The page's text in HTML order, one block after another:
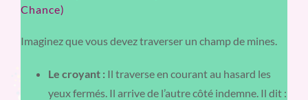
Chance)
Imaginez que vous devez traverser un champ de mines.
Le croyant : Il traverse en courant au hasard les
yeux fermés. Il arrive de l’autre côté indemne. Il dit :